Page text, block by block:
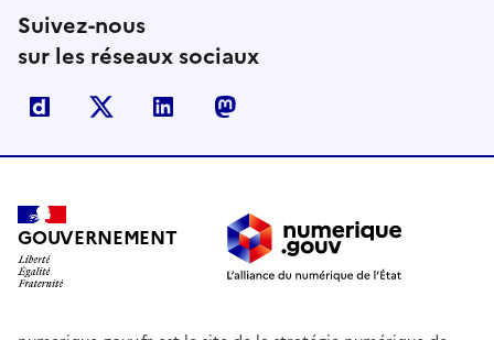
Suivez-nous
sur les réseaux sociaux
Dailymotion Linkedin
GOUVERNEMENT